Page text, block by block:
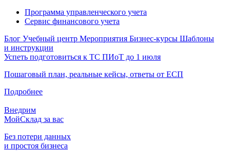
Программа управленческого учета
Сервис финансового учета
Блог Учебный центр Мероприятия Бизнес-курсы Шаблоны
и инструкции
Успеть подготовиться к ТС ПИоТ до 1 июля
Пошаговый план, реальные кейсы, ответы от ЕСП
Подробнее
Внедрим
МойСклад за вас
Без потери данных
и простоя бизнеса